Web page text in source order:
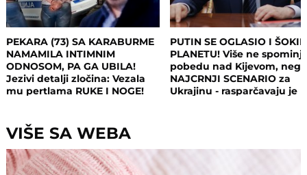
PEKARA (73) SA KARABURME
NAMAMILA INTIMNIM
ODNOSOM, PA GA UBILA!
Jezivi detalji zločina: Vezala
mu pertlama RUKE I NOGE!
PUTIN SE OGLASIO I
PLANETU! Više ne
pobedu nad Kijevom, nego
NAJCRNJI SCENARIO za
Ukrajinu - rasparčavaju je
VIŠE SA WEBA